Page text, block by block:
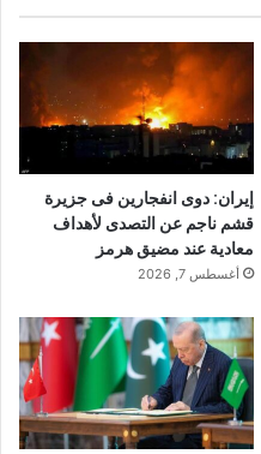
إيران: دوى انفجارين فى جزيرة
قشم ناجم عن التصدى لأهداف
معادية عند مضيق هرمز
أغسطس 7, 2026